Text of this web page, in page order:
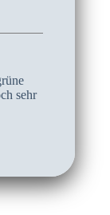
sehr